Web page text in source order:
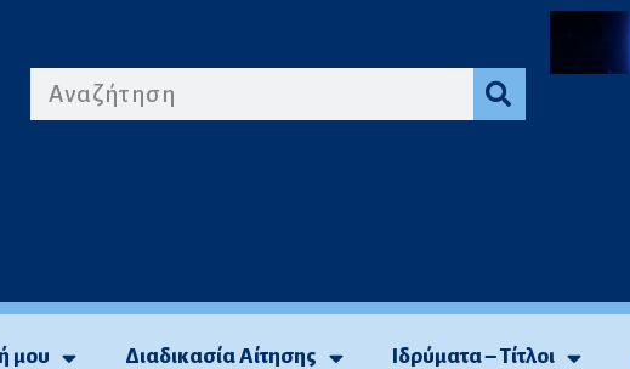
μου Διαδικασία Αίτησης Ιδρύματα – Τίτλοι